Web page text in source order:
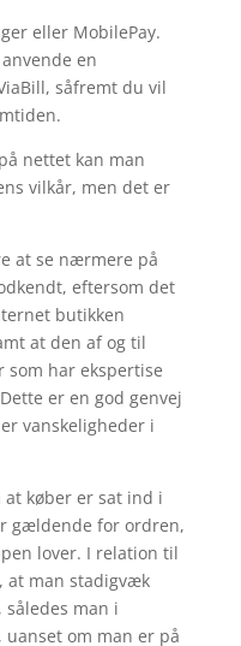
eller MobilePay.
en
såfremt du vil
nettet kan man
vilkår, men det er
at se nærmere på
eftersom det
butikken
at den af og til
som har ekspertise
er en god genvej
vanskeligheder i
køber er sat ind i
gældende for ordren,
lover. I relation til
at man stadigvæk
man i
om man er på